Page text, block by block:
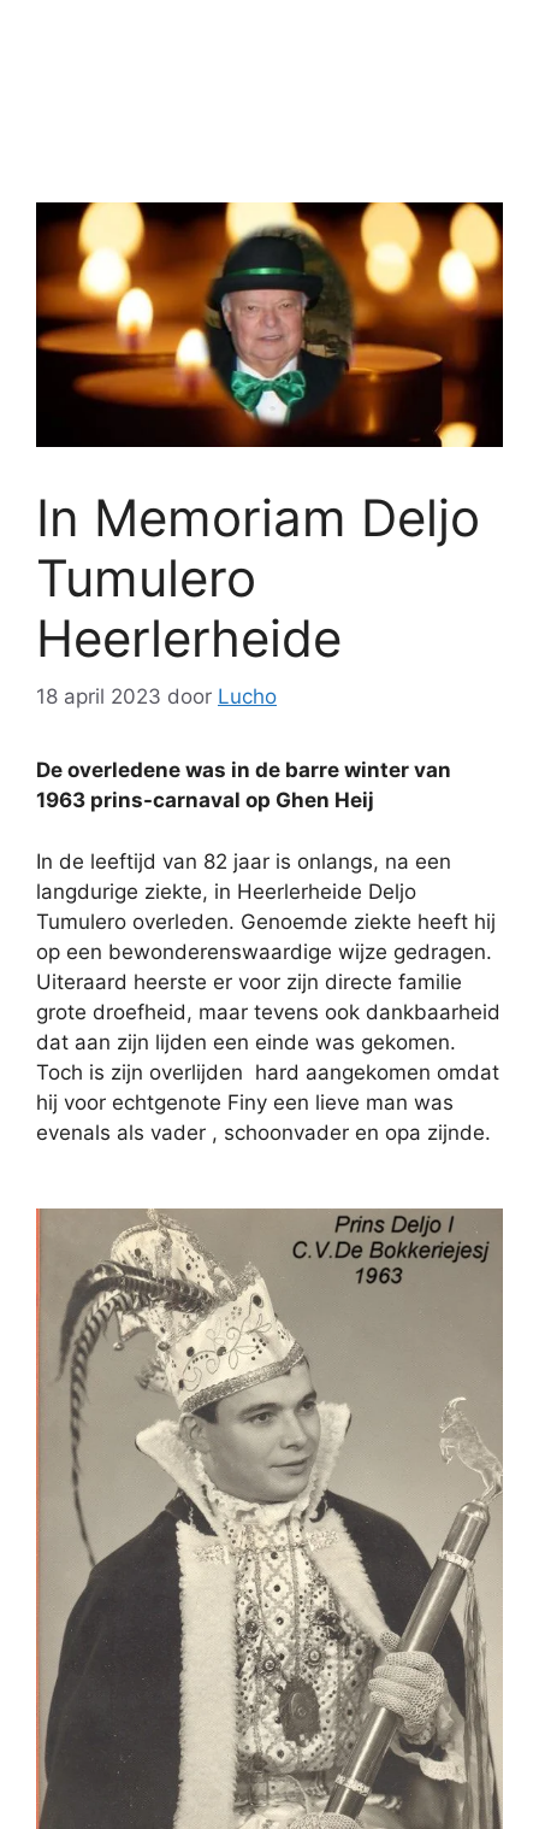
In Memoriam Deljo
Tumulero
Heerlerheide
18 april 2023 door Lucho
De overledene was in de barre winter van
1963 prins-carnaval op Ghen Heij
In de leeftijd van 82 jaar is onlangs, na een
langdurige ziekte, in Heerlerheide Deljo
Tumulero overleden. Genoemde ziekte heeft hij
op een bewonderenswaardige wijze gedragen.
Uiteraard heerste er voor zijn directe familie
grote droefheid, maar tevens ook dankbaarheid
dat aan zijn lijden een einde was gekomen.
Toch is zijn overlijden hard aangekomen omdat
hij voor echtgenote Finy een lieve man was
evenals als vader , schoonvader en opa zijnde.